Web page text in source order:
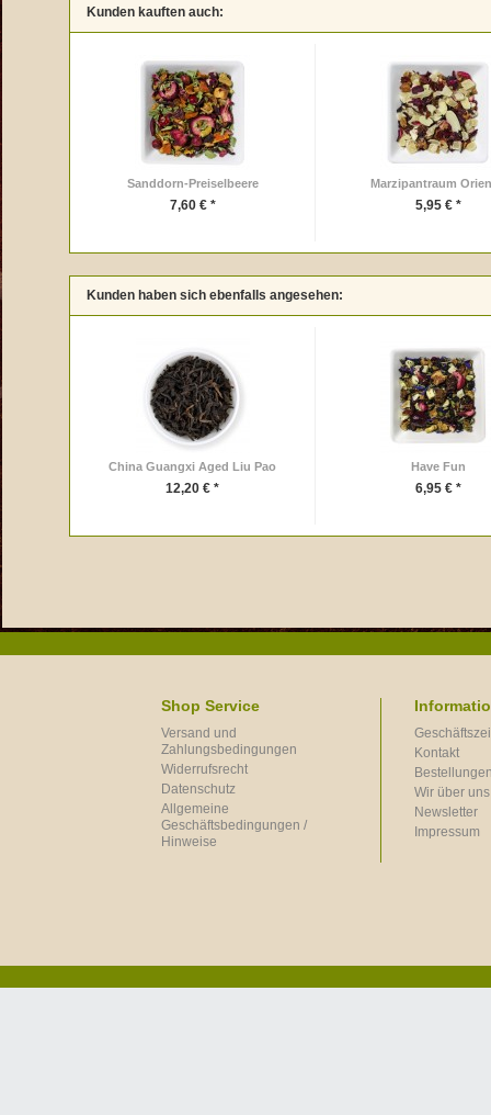
Kunden kauften auch:
Sanddorn-Preiselbeere
7,60 € *
Marzipantraum
5,95 € *
Kunden haben sich ebenfalls angesehen:
China Guangxi Aged Liu Pao
12,20 € *
Have Fun
6,95 € *
Shop Service
Versand und
Zahlungsbedingungen
Widerrufsrecht
Datenschutz
Allgemeine
Geschäftsbedingungen /
Hinweise
Kontakt
Wir über uns
Newsletter
Impressum